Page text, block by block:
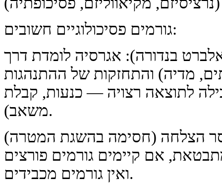
גורמים פסיכולוגיים חשובים:
בנדורה): אגרסיה לומדת דרך
מדיה) והתחזקות של ההתנהגות
לתוצאה רצויה — כנעות, קבלת
משאב).
הצלחה (חסימה בהשגת המטרה)
אם קיימים גורמים פורצים
ואין גורמים מכבידים.